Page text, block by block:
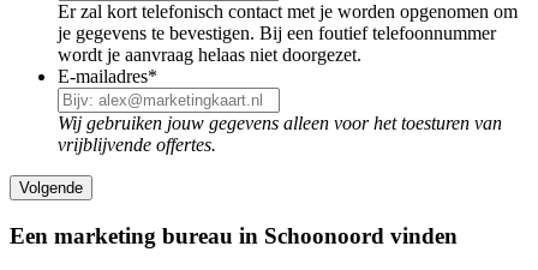
Er zal kort telefonisch contact met je worden opgenomen om
je gegevens te bevestigen. Bij een foutief telefoonnummer
wordt je aanvraag helaas niet doorgezet.
E-mailadres*
Wij gebruiken jouw gegevens alleen voor het toesturen van
vrijblijvende offertes.
Een marketing bureau in Schoonoord vinden